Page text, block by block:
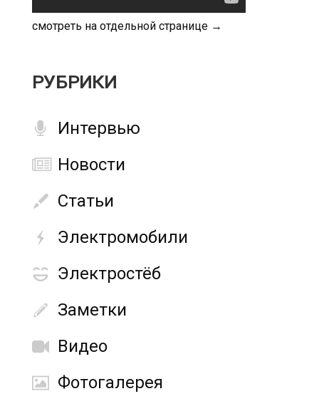
смотреть на отдельной странице →
РУБРИКИ
Интервью
Новости
Статьи
Электромобили
Электростёб
Заметки
Видео
Фотогалерея